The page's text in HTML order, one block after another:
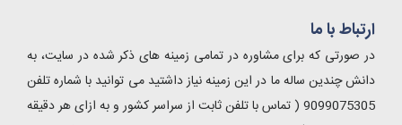
ارتباط با ما
در صورتی که برای مشاوره در تمامی زمینه های ذکر شده در سایت، به
دانش چندین ساله ما در این زمینه نیاز داشتید می توانید با شماره تلفن
9099075305 ( تماس با تلفن ثابت از سراسر کشور و به ازای هر دقیقه